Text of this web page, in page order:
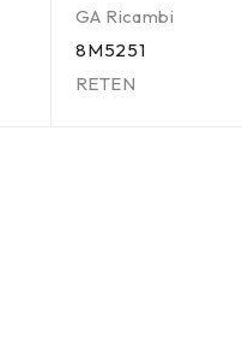
GA Ricambi
8M5251
RETEN